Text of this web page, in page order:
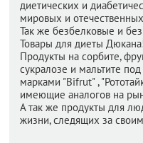
диетических и
мировых и
Так же безбелковые и
Товары для диеты
Продукты на сорбите,
сукралозе и мальтите
марками "Bifrut" ,
имеющие аналогов на
А так же продукты для
жизни, следящих за